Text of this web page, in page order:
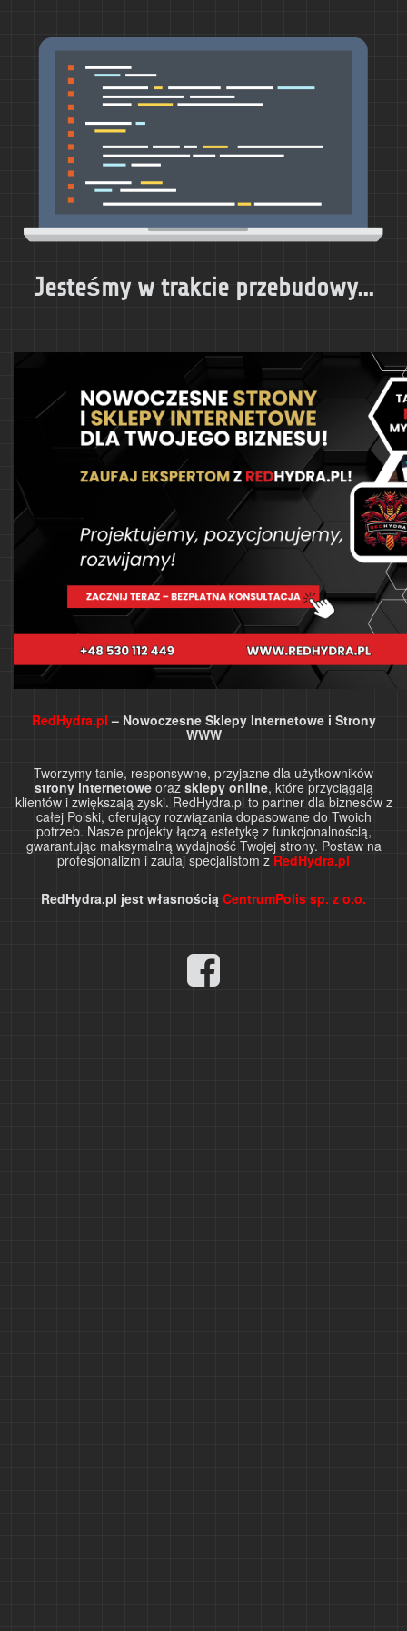
Jesteśmy w trakcie przebudowy...
RedHydra.pl – Nowoczesne Sklepy Internetowe i Strony
WWW
Tworzymy tanie, responsywne, przyjazne dla użytkowników
strony internetoweoraz sklepy online, które przyciągają
klientów i zwiększają zyski. RedHydra.pl to partner dla biznesów z
całej Polski, oferujący rozwiązania dopasowane do Twoich
potrzeb. Nasze projekty łączą estetykę z funkcjonalnością,
gwarantując maksymalną wydajność Twojej strony. Postaw na
profesjonalizm i zaufaj specjalistom z RedHydra.pl
RedHydra.pl jest własnością CentrumPolis sp. z o.o.